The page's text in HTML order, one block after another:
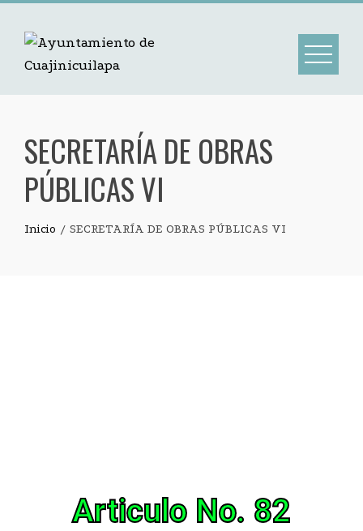
SECRETARÍA DE OBRAS
PÚBLICAS VI
Inicio SECRETARÍA DE OBRAS PÚBLICAS VI
Articulo No. 82